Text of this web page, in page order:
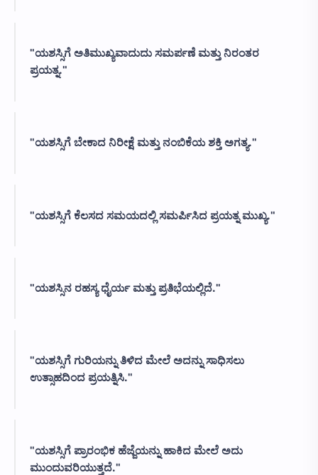
"ಯಶಸ್ಸಿಗೆ ಅತಿಮುಖ್ಯವಾದುದು ಸಮರ್ಪಣೆ ಮತ್ತು ನಿರಂತರ
ಪ್ರಯತ್ನ."
"ಯಶಸ್ಸಿಗೆ ಬೇಕಾದ ನಿರೀಕ್ಷೆ ಮತ್ತು ನಂಬಿಕೆಯ ಶಕ್ತಿ ಅಗತ್ಯ."
"ಯಶಸ್ಸಿಗೆ ಕೆಲಸದ ಸಮಯದಲ್ಲಿ ಸಮರ್ಪಿಸಿದ ಪ್ರಯತ್ನ ಮುಖ್ಯ."
"ಯಶಸ್ಸಿನ ರಹಸ್ಯ ಧೈರ್ಯ ಮತ್ತು ಪ್ರತಿಭೆಯಲ್ಲಿದೆ."
"ಯಶಸ್ಸಿಗೆ ಗುರಿಯನ್ನು ತಿಳಿದ ಮೇಲೆ ಅದನ್ನು ಸಾಧಿಸಲು
ಉತ್ಸಾಹದಿಂದ ಪ್ರಯತ್ನಿಸಿ."
"ಯಶಸ್ಸಿಗೆ ಪ್ರಾರಂಭಿಕ ಹೆಜ್ಜೆಯನ್ನು ಹಾಕಿದ ಮೇಲೆ ಅದು
ಮುಂದುವರಿಯುತ್ತದೆ."